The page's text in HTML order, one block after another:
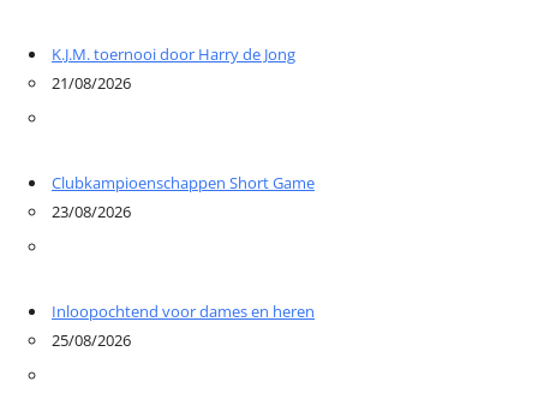
K.J.M. toernooi door Harry de Jong
21/08/2026
Clubkampioenschappen Short Game
23/08/2026
Inloopochtend voor dames en heren
25/08/2026